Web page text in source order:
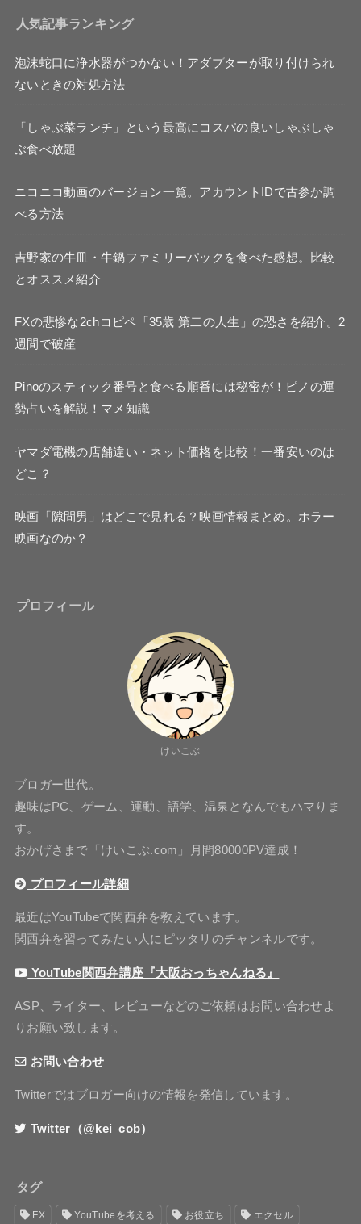
人気記事ランキング
泡沫蛇口に浄水器がつかない！アダプターが取り付けられ
ないときの対処方法
「しゃぶ菜ランチ」という最高にコスパの良いしゃぶしゃ
ぶ食べ放題
ニコニコ動画のバージョン一覧。アカウントIDで古参か調
べる方法
吉野家の牛皿・牛鍋ファミリーパックを食べた感想。比較
とオススメ紹介
FXの悲惨な2chコピペ「35歳 第二の人生」の恐さを紹介。2
週間で破産
Pinoのスティック番号と食べる順番には秘密が！ピノの運
勢占いを解説！マメ知識
ヤマダ電機の店舗違い・ネット価格を比較！一番安いのは
どこ？
映画「隙間男」はどこで見れる？映画情報まとめ。ホラー
映画なのか？
プロフィール
けいこぶ
ブロガー世代。
趣味はPC、ゲーム、運動、語学、温泉となんでもハマりま
す。
おかげさまで「けいこぶ.com」月間80000PV達成！
プロフィール詳細
最近はYouTubeで関西弁を教えています。
関西弁を習ってみたい人にピッタリのチャンネルです。
YouTube関西弁講座『大阪おっちゃんねる』
ASP、ライター、レビューなどのご依頼はお問い合わせよ
りお願い致します。
お問い合わせ
Twitterではブロガー向けの情報を発信しています。
Twitter（@kei_cob）
タグ
FX YouTubeを考える お役立ち エクセル